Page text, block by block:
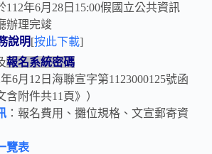
年6月28日15:00假國立公共資訊
辦理完竣
說明[按此下載]
報名系統密碼
6月12日海聯宣字第1123000125號函
含附件共11頁》）
：報名費用、攤位規格、文宣郵寄資
覽表